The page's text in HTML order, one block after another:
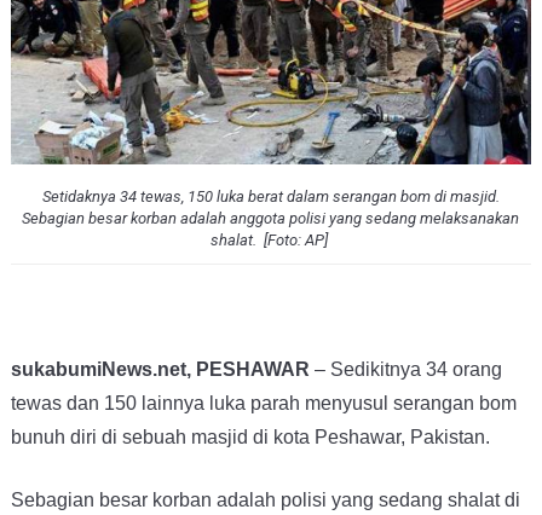
Setidaknya 34 tewas, 150 luka berat dalam serangan bom di masjid.
Sebagian besar korban adalah anggota polisi yang sedang melaksanakan
shalat. [Foto: AP]
sukabumiNews.net, PESHAWAR – Sedikitnya 34 orang
tewas dan 150 lainnya luka parah menyusul serangan bom
bunuh diri di sebuah masjid di kota Peshawar, Pakistan.
Sebagian besar korban adalah polisi yang sedang shalat di